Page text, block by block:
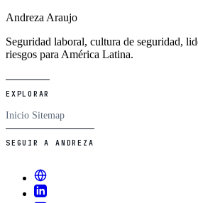
Andreza Araujo
Seguridad laboral, cultura de seguridad,
riesgos para América Latina.
EXPLORAR
Inicio Sitemap
SEGUIR A ANDREZA